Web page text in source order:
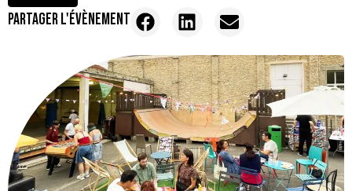
PARTAGER L'ÉVÈNEMENT